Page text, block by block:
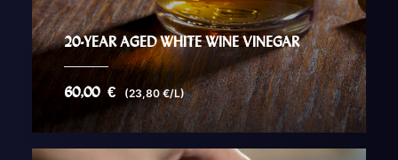
20-YEAR AGED WHITE WINE VINEGAR
60,00 € (23,80 €/L)